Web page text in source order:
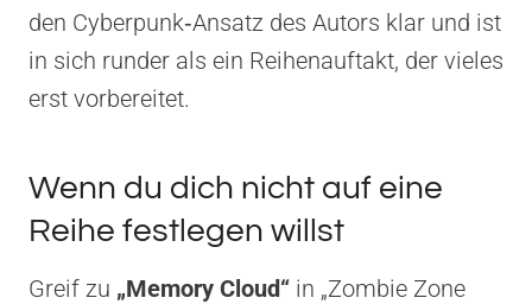
den Cyberpunk‑Ansatz des Autors klar und ist
in sich runder als ein Reihenauftakt, der vieles
erst vorbereitet.
Wenn du dich nicht auf eine
Reihe festlegen willst
Greif zu „Memory Cloud“ in „Zombie Zone